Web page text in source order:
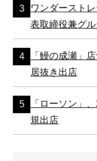
ワンダースト
表取締役兼グ
「鰻の成瀬」
居抜き出店
「ローソン」
規出店